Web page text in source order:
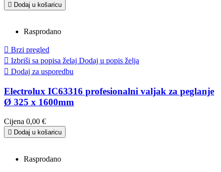
 Dodaj u košaricu
Rasprodano
 Brzi pregled
 Izbriši sa popisa želaj Dodaj u popis želja
 Dodaj za usporedbu
Electrolux IC63316 profesionalni valjak za peglanje
Ø 325 x 1600mm
Cijena 0,00 €
 Dodaj u košaricu
Rasprodano